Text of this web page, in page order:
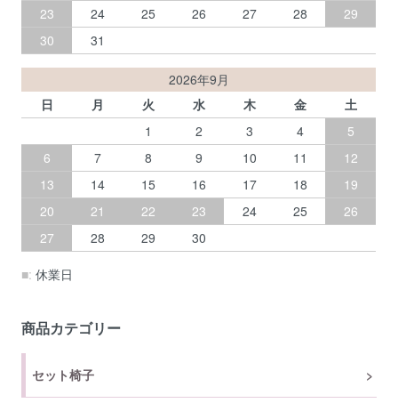
23
24 25 26 27 28
29
30
31
2026年9月
日
月 火 水 木 金
土
1
2 3 4
5
6
7 8 9 10 11
12
13
14 15 16 17 18
19
20
21 22 23 24 25
26
27
28 29 30
■: 休業日
商品カテゴリー
セット椅子